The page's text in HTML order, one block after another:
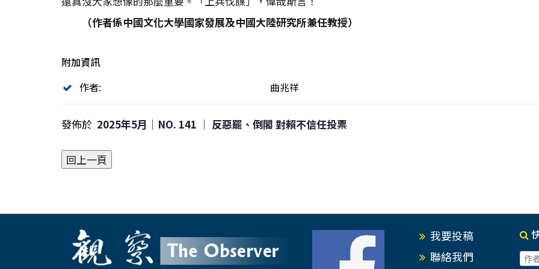
（作者係中國文化大學國家發展及中國大陸研究所兼任教授）
附加資訊
作者:
曲兆祥
發佈於 2025年5月｜NO. 141 │ 反惡罷、倒閣 對賴不信任投票
我要投稿
聯絡我們